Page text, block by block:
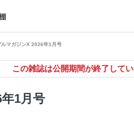
ルマガジンX 2026年1月号
この雑誌は公開期間が終了して
1月号